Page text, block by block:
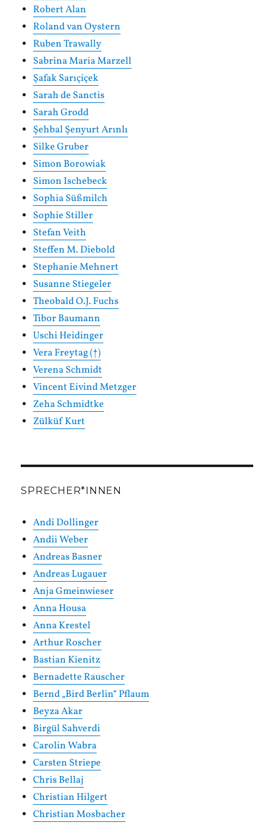
Robert Alan
Roland van Oystern
Ruben Trawally
Sabrina Maria Marzell
Şafak Sarıçiçek
Sarah de Sanctis
Sarah Grodd
Şehbal Şenyurt Arınlı
Silke Gruber
Simon Borowiak
Simon Ischebeck
Sophia Süßmilch
Sophie Stiller
Stefan Veith
Steffen M. Diebold
Stephanie Mehnert
Susanne Stiegeler
Theobald O.J. Fuchs
Tibor Baumann
Uschi Heidinger
Vera Freytag (†)
Verena Schmidt
Vincent Eivind Metzger
Zeha Schmidtke
Zülküf Kurt
SPRECHER*INNEN
Andi Dollinger
Andii Weber
Andreas Basner
Andreas Lugauer
Anja Gmeinwieser
Anna Housa
Anna Krestel
Arthur Roscher
Bastian Kienitz
Bernadette Rauscher
Bernd „Bird Berlin“ Pflaum
Beyza Akar
Birgül Sahverdi
Carolin Wabra
Carsten Striepe
Chris Bellaj
Christian Hilgert
Christian Mosbacher